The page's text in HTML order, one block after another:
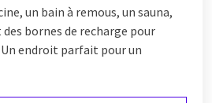
un bain à remous, un sauna,
bornes de recharge pour
endroit parfait pour un